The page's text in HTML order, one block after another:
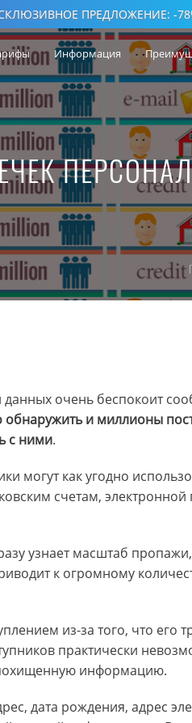
Информация
очень беспокоит
обнаружить и миллионы
с ними.
могут как угодно
счетам, электронной
узнает масштаб
к огромному
из-за того, что его
практически
информацию.
дата рождения, адрес